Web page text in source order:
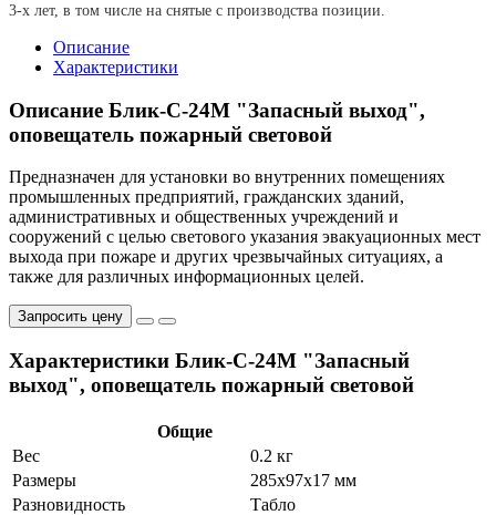
3-х лет, в том числе на снятые с производства позиции.
Описание
Характеристики
Описание Блик-С-24М "Запасный выход",
оповещатель пожарный световой
Предназначен для установки во внутренних помещениях
промышленных предприятий, гражданских зданий,
административных и общественных учреждений и
сооружений с целью светового указания эвакуационных мест
выхода при пожаре и других чрезвычайных ситуациях, а
также для различных информационных целей.
Запросить цену
Характеристики Блик-С-24М "Запасный
выход", оповещатель пожарный световой
Общие
Вес
0.2 кг
Размеры
285х97х17 мм
Разновидность
Табло